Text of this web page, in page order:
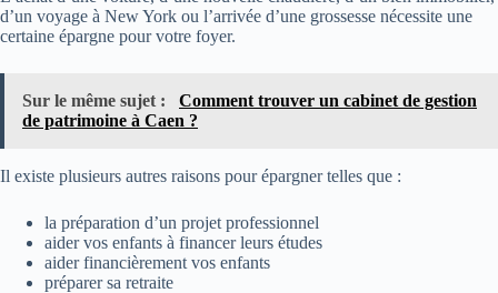
d’un voyage à New York ou l’arrivée d’une grossesse nécessite une
certaine épargne pour votre foyer.
Sur le même sujet :
Comment trouver un cabinet de gestion
de patrimoine à Caen ?
Il existe plusieurs autres raisons pour épargner telles que :
la préparation d’un projet professionnel
aider vos enfants à financer leurs études
aider financièrement vos enfants
préparer sa retraite